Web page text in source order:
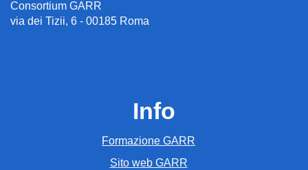
Consortium GARR
via dei Tizii, 6 - 00185 Roma
Info
Formazione GARR
Sito web GARR